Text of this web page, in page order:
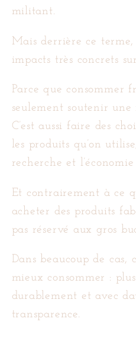
militant.
Mais derrière ce
impacts très concrets
Parce que consommer
seulement soutenir une
C’est aussi faire des
les produits qu’on
recherche et
Et contrairement à ce
acheter des produits
pas réservé aux gros
Dans beaucoup de
mieux consommer :
durablement et avec
transparence.